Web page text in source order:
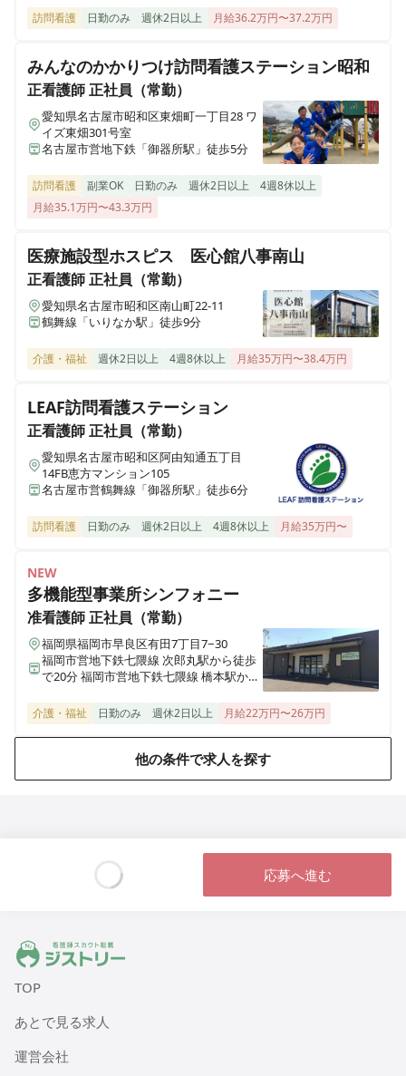
イリーゼセントベル諏訪湖
長野県諏訪市大和1-5-5
訪問看護 日勤のみ 週休2日以上 月給36.2万円〜37.2万円
みんなのかかりつけ訪問看護ステーション昭和
正看護師正社員（常勤）
愛知県名古屋市昭和区東畑町一丁目28 ワ
イズ東畑301号室
名古屋市営地下鉄「御器所駅」徒歩5分
訪問看護 副業OK 日勤のみ 週休2日以上
4週8休以上
月給35.1万円〜43.3万円
医療施設型ホスピス 医心館八事南山
正看護師正社員（常勤）
愛知県名古屋市昭和区南山町22-11
鶴舞線「いりなか駅」徒歩9分
介護・福祉 週休2日以上 4週8休以上 月給35万円〜38.4万円
LEAF訪問看護ステーション
正看護師正社員（常勤）
愛知県名古屋市昭和区阿由知通五丁目
14FB恵方マンション105
名古屋市営鶴舞線「御器所駅」徒歩6分
訪問看護 日勤のみ 週休2日以上 4週8休以上 月給35万円〜
NEW
多機能型事業所シンフォニー
准看護師正社員（常勤）
福岡県福岡市早良区有田7丁目7−30
福岡市営地下鉄七隈線 次郎丸駅から徒歩
で20分 福岡市営地下鉄七隈線 橋本駅から
介護・福祉 日勤のみ 週休2日以上 月給22万円〜26万円
他の条件で求人を探す
応募へ進む
ジストリー 看護師の転職マッチング
TOP
あとで見る求人
運営会社